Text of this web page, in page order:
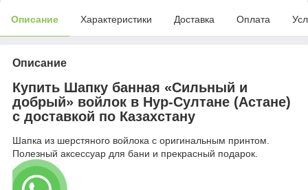
Описание Характеристики Доставка Оплата
Описание
Купить Шапку банная «Сильный и
добрый» войлок в Нур-Султане (Астане)
с доставкой по Казахстану
Шапка из шерстяного войлока с оригинальным принтом.
Полезный аксессуар для бани и прекрасный подарок.